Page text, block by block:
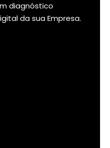
diagnóstico
da sua Empresa.